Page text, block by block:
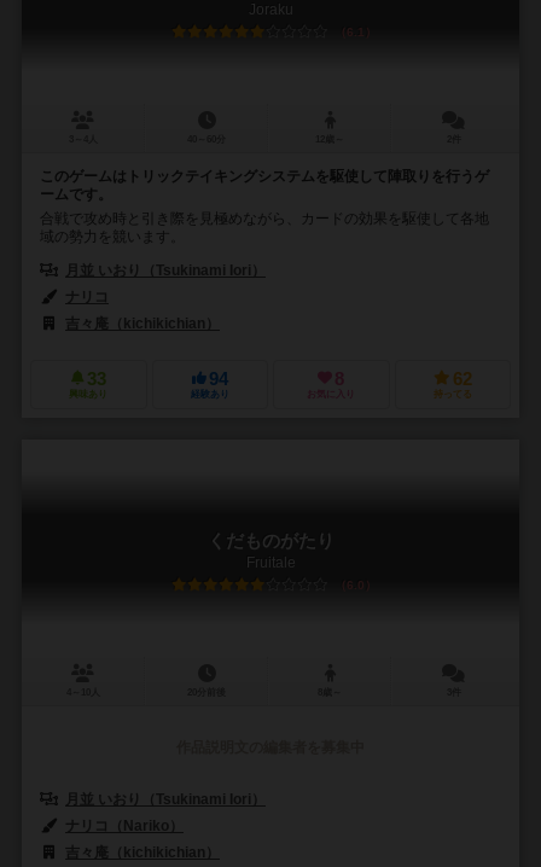
Joraku
6.1
このゲームはトリックテイキングシステムを駆使して陣取りを行うゲ
ームです。
合戦で攻め時と引き際を見極めながら、カードの効果を駆使して各地
域の勢力を競います。
月並 いおり（Tsukinami Iori）
ナリコ
吉々庵（kichikichian）
33
興味あり
94
経験あり
8
お気に入り
62
持ってる
くだものがたり
Fruitale
6.0
月並 いおり（Tsukinami Iori）
ナリコ（Nariko）
吉々庵（kichikichian）